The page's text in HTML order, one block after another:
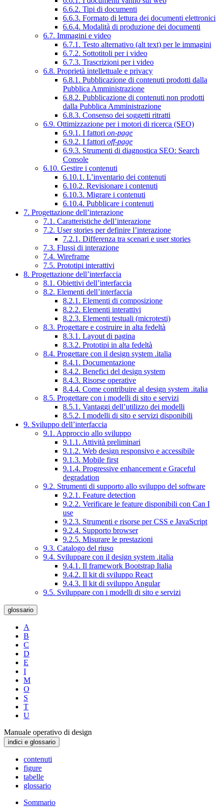
6.6.2. Tipi di documenti
6.6.3. Formato di lettura dei documenti elettronici
6.6.4. Modalità di produzione dei documenti
6.7. Immagini e video
6.7.1. Testo alternativo (alt text) per le immagini
6.7.2. Sottotitoli per i video
6.7.3. Trascrizioni per i video
6.8. Proprietà intellettuale e privacy
6.8.1. Pubblicazione di contenuti prodotti dalla
Pubblica Amministrazione
6.8.2. Pubblicazione di contenuti non prodotti
dalla Pubblica Amministrazione
6.8.3. Consenso dei soggetti ritratti
6.9. Ottimizzazione per i motori di ricerca (SEO)
6.9.1. I fattori on-page
6.9.2. I fattori off-page
6.9.3. Strumenti di diagnostica SEO: Search
Console
6.10. Gestire i contenuti
6.10.1. L’inventario dei contenuti
6.10.2. Revisionare i contenuti
6.10.3. Migrare i contenuti
6.10.4. Pubblicare i contenuti
7. Progettazione dell’interazione
7.1. Caratteristiche dell’interazione
7.2. User stories per definire l’interazione
7.2.1. Differenza tra scenari e user stories
7.3. Flussi di interazione
7.4. Wireframe
7.5. Prototipi interattivi
8. Progettazione dell’interfaccia
8.1. Obiettivi dell’interfaccia
8.2. Elementi dell’interfaccia
8.2.1. Elementi di composizione
8.2.2. Elementi interattivi
8.2.3. Elementi testuali (microtesti)
8.3. Progettare e costruire in alta fedeltà
8.3.1. Layout di pagina
8.3.2. Prototipi in alta fedeltà
8.4. Progettare con il design system .italia
8.4.1. Documentazione
8.4.2. Benefici del design system
8.4.3. Risorse operative
8.4.4. Come contribuire al design system .italia
8.5. Progettare con i modelli di sito e servizi
8.5.1. Vantaggi dell’utilizzo dei modelli
8.5.2. I modelli di sito e servizi disponibili
9. Sviluppo dell’interfaccia
9.1. Approccio allo sviluppo
9.1.1. Attività preliminari
9.1.2. Web design responsivo e accessibile
9.1.3. Mobile first
9.1.4. Progressive enhancement e Graceful
degradation
9.2. Strumenti di supporto allo sviluppo del software
9.2.1. Feature detection
9.2.2. Verificare le feature disponibili con Can I
use
9.2.3. Strumenti e risorse per CSS e JavaScript
9.2.4. Supporto browser
9.2.5. Misurare le prestazioni
9.3. Catalogo del riuso
9.4. Sviluppare con il design system .italia
9.4.1. Il framework Bootstrap Italia
9.4.2. Il kit di sviluppo React
9.4.3. Il kit di sviluppo Angular
9.5. Sviluppare con i modelli di sito e servizi
glossario
A
B
C
D
E
I
M
O
S
T
U
Manuale operativo di design
indici e glossario
contenuti
figure
tabelle
glossario
Sommario